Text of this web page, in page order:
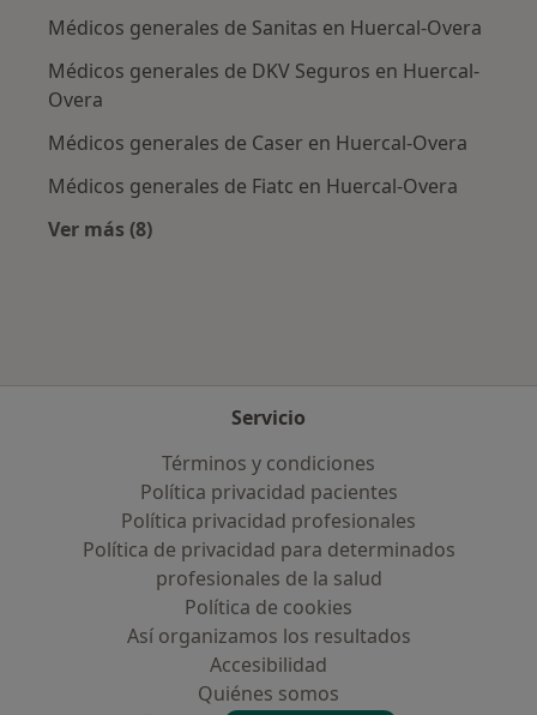
Médicos generales de Sanitas en Huercal-Overa
Médicos generales de DKV Seguros en Huercal-
Overa
Médicos generales de Caser en Huercal-Overa
Médicos generales de Fiatc en Huercal-Overa
Ver más (8)
Servicio
Términos y condiciones
Política privacidad pacientes
Política privacidad profesionales
Política de privacidad para determinados
profesionales de la salud
Política de cookies
Así organizamos los resultados
Accesibilidad
Quiénes somos